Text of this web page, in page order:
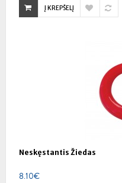
Į KREPŠELĮ
Neskęstantis Žiedas
8.10€